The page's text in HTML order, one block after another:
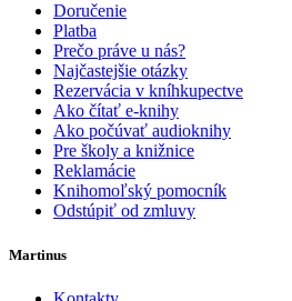
Doručenie
Platba
Prečo práve u nás?
Najčastejšie otázky
Rezervácia v kníhkupectve
Ako čítať e-knihy
Ako počúvať audioknihy
Pre školy a knižnice
Reklamácie
Knihomoľský pomocník
Odstúpiť od zmluvy
Martinus